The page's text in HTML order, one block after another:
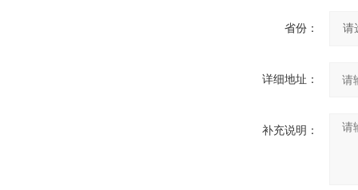
省份：
详细地址：
补充说明：